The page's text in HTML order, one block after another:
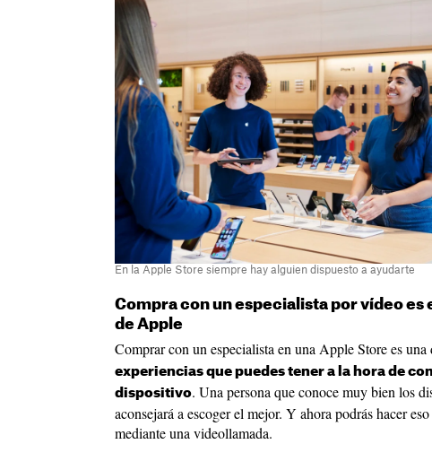
En la Apple Store siempre hay alguien dispuesto a ayudarte
Compra con un especialista por vídeo es
de Apple
Comprar con un especialista en una Apple Store es una
experiencias que puedes tener a la hora de
dispositivo. Una persona que conoce muy bien los
aconsejará a escoger el mejor. Y ahora podrás hacer
mediante una videollamada.